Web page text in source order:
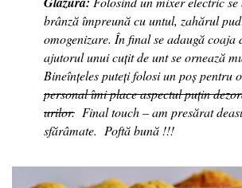
brânză împreună cu untul, zahărul
omogenizare. În final se adaugă coaja
ajutorul unui cuțit de unt se ornează
Bineînțeles puteți folosi un poș pentru
personal îmi place aspectul puțin
urilor. Final touch – am presărat
sfărâmate. Poftă bună !!!